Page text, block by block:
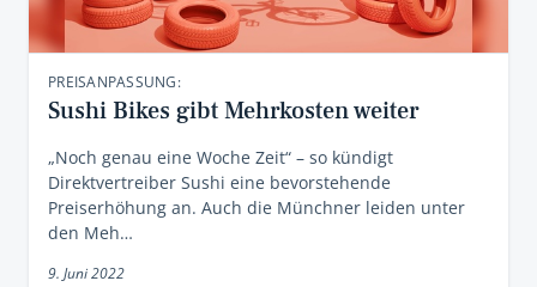
PREISANPASSUNG:
Sushi Bikes gibt Mehrkosten weiter
„Noch genau eine Woche Zeit“ – so kündigt
Direktvertreiber Sushi eine bevorstehende
Preiserhöhung an. Auch die Münchner leiden unter
den Meh…
9. Juni 2022